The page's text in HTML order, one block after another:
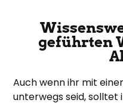
geführten
Auch wenn ihr mit
unterwegs seid, solltet